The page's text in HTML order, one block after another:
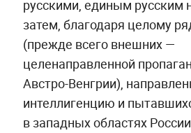
русскими, единым русским
затем, благодаря целому
(прежде всего внешних —
целенаправленной
Австро-Венгрии),
интеллигенцию и
в западных областях